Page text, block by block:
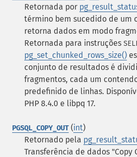
Retornada por
término bem sucedido de um
retorna dados em modo
Retornada para instruções
pg_set_chunked_rows_size()
conjunto de resultados é
fragmentos, cada um
predefinido de linhas.
PHP 8.4.0 e libpq 17.
PGSQL_COPY_OUT (int)
Retornado pela
Transferência de dados "Copy